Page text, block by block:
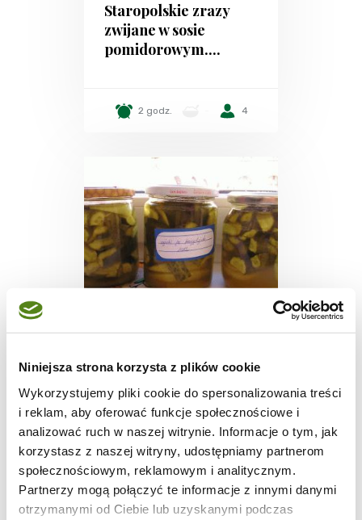
Niniejsza strona korzysta z plików cookie
Wykorzystujemy pliki cookie do spersonalizowania treści
i reklam, aby oferować funkcje społecznościowe i
analizować ruch w naszej witrynie. Informacje o tym, jak
korzystasz z naszej witryny, udostępniamy partnerom
społecznościowym, reklamowym i analitycznym.
Partnerzy mogą połączyć te informacje z innymi danymi
otrzymanymi od Ciebie lub uzyskanymi podczas
Staropolskie zrazy
zwijane w sosie
pomidorowym....
2 godz. 4
PRZETWORY
Ogórki czy cukinia?
Po brazylijsku....
1 godz.